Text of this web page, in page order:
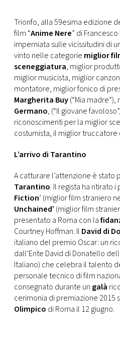
Trionfo, alla 59esima edizione
film “Anime Nere” di
imperniata sulle vicissitudini di
vinto nelle categorie miglior
sceneggiatura, miglior
miglior musicista, miglior
montatore, miglior fonico di
Margherita Buy(“Mia
Germano, (“Il giovane
riconoscimenti per la miglior
costumista, il miglior
L’arrivo di Tarantino
A catturare l’attenzione è stato
Tarantino. Il regista ha ritirato i
Fiction’ (miglior film straniero
Unchained’ (miglior film
presentato a Roma con la
Courtney Hoffman. Il David di
italiano del premio Oscar: un
dall’Ente David di Donatello
Italiano) che celebra il talento
personale tecnico di film
consegnato durante un galà
cerimonia di premiazione 2015
Olimpico di Roma il 12 giugno.